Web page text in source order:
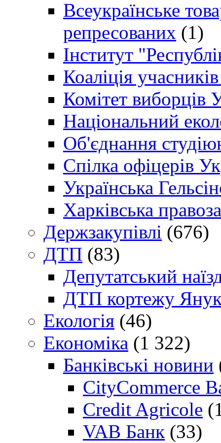
Всеукраїнське
репресованих (1)
Інститут
Коаліція
Комітет виборців
Національний
Об'єднання
Спілка офіцерів
Українська
Харківська
Держзакупівлі (676)
ДТП (83)
Депутатський
ДТП кортежу
Екологія (46)
Економіка (1 322)
Банківські новини
CityCommerce
Credit Agricole
VAB Банк (33)